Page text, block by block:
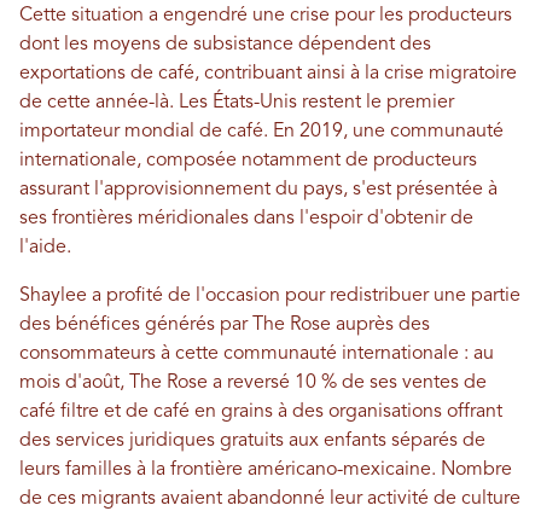
Cette situation a engendré une crise pour les producteurs
dont les moyens de subsistance dépendent des
exportations de café, contribuant ainsi à la crise migratoire
de cette année-là. Les États-Unis restent le premier
importateur mondial de café. En 2019, une communauté
internationale, composée notamment de producteurs
assurant l'approvisionnement du pays, s'est présentée à
ses frontières méridionales dans l'espoir d'obtenir de
l'aide.
Shaylee a profité de l'occasion pour redistribuer une partie
des bénéfices générés par The Rose auprès des
consommateurs à cette communauté internationale : au
mois d'août, The Rose a reversé 10 % de ses ventes de
café filtre et de café en grains à des organisations offrant
des services juridiques gratuits aux enfants séparés de
leurs familles à la frontière américano-mexicaine. Nombre
de ces migrants avaient abandonné leur activité de culture